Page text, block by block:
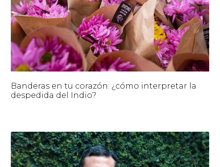
Banderas en tu corazón: ¿cómo interpretar la
despedida del Indio?